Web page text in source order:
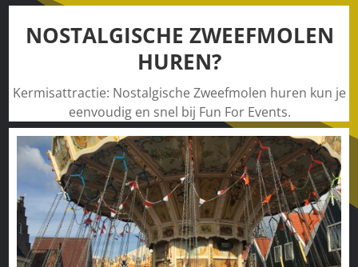
NOSTALGISCHE ZWEEFMOLEN
HUREN?
Kermisattractie: Nostalgische Zweefmolen huren kun je
eenvoudig en snel bij Fun For Events.